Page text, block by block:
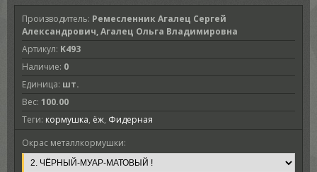
Производитель: Ремесленник Агалец Сергей
Александрович, Агалец Ольга Владимировна
Артикул: K493
Наличие: 0
Единица: шт.
Вес: 100.00
Теги: кормушка, ёж, Фидерная
Окрас металлкормушки: